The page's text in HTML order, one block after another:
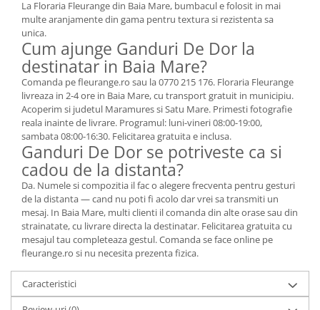
La Floraria Fleurange din Baia Mare, bumbacul e folosit in mai
multe aranjamente din gama pentru textura si rezistenta sa
unica.
Cum ajunge Ganduri De Dor la
destinatar in Baia Mare?
Comanda pe fleurange.ro sau la 0770 215 176. Floraria Fleurange
livreaza in 2-4 ore in Baia Mare, cu transport gratuit in municipiu.
Acoperim si judetul Maramures si Satu Mare. Primesti fotografie
reala inainte de livrare. Programul: luni-vineri 08:00-19:00,
sambata 08:00-16:30. Felicitarea gratuita e inclusa.
Ganduri De Dor se potriveste ca si
cadou de la distanta?
Da. Numele si compozitia il fac o alegere frecventa pentru gesturi
de la distanta — cand nu poti fi acolo dar vrei sa transmiti un
mesaj. In Baia Mare, multi clienti il comanda din alte orase sau din
strainatate, cu livrare directa la destinatar. Felicitarea gratuita cu
mesajul tau completeaza gestul. Comanda se face online pe
fleurange.ro si nu necesita prezenta fizica.
Caracteristici